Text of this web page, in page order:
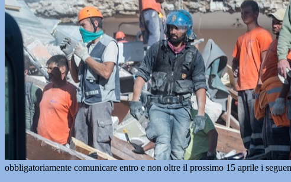
obbligatoriamente comunicare entro e non oltre il prossimo 15 aprile i